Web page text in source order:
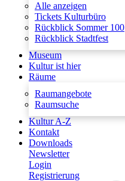
Alle anzeigen
Tickets Kulturbüro
Rückblick Sommer 100
Rückblick Stadtfest
Museum
Kultur ist hier
Räume
Raumangebote
Raumsuche
Kultur A-Z
Kontakt
Downloads
Newsletter
Login
Registrierung